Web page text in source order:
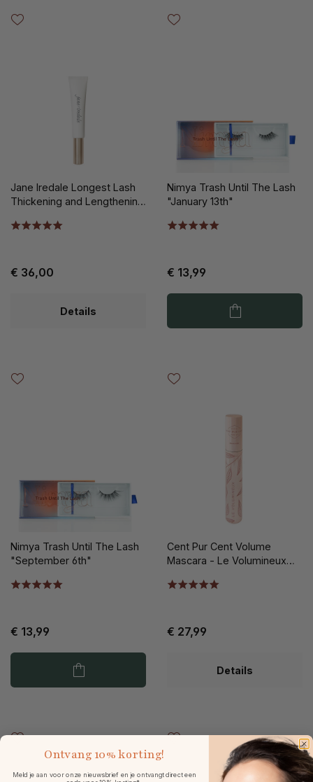
Jane Iredale Longest Lash
Thickening and Lengthening
€ 36,00
Details
Nimya Trash Until The Lash
"January 13th"
€ 13,99
Nimya Trash Until The Lash
"September 6th"
€ 13,99
Cent Pur Cent Volume
Mascara - Le Volumineux
€ 27,99
Details
Ontvang 10% korting!
Meld je aan voor onze nieuwsbrief en je ontvangt direct een